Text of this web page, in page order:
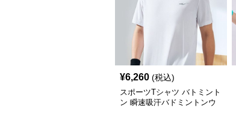
¥6,260 (税込)
スポーツTシャツ バトミント
ン 瞬速吸汗バドミントンウ